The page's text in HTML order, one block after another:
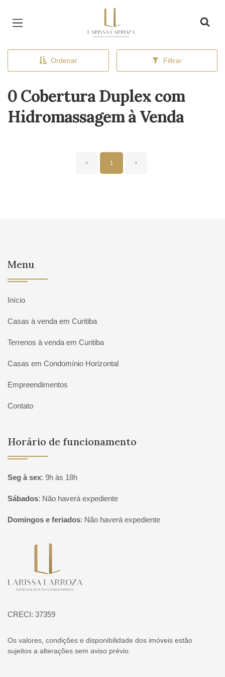
Ordenar Filtrar
0 Cobertura Duplex com
Hidromassagem à Venda
‹ 1 ›
Menu
Início
Casas à venda em Curitiba
Terrenos à venda em Curitiba
Casas em Condomínio Horizontal
Empreendimentos
Contato
Horário de funcionamento
Seg à sex: 9h às 18h
Sábados: Não haverá expediente
Domingos e feriados: Não haverá expediente
CRECI: 37359
Os valores, condições e disponibilidade dos imóveis estão
sujeitos a alterações sem aviso prévio.